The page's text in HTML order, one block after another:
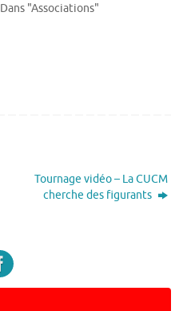
Dans "Associations"
Tournage vidéo – La CUCM
cherche des figurants